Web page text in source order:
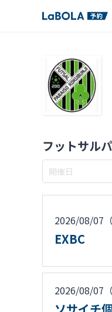
フットサル
2026/08/07
EXBC
2026/08/07